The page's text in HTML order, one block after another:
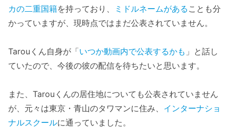
カの二重国籍を持っており、 ミドルネームがある ことも分
かっていますが、現時点ではまだ公表されていません。
Tarouくん自身が「いつか動画内で公表するかも 」と話し
ていたので、今後の彼の配信を待ちたいと思います。
また、Tarouくんの居住地についても公表されていません
が、元々は東京・青山のタワマンに住み、 インターナショ
ナルスクールに通っていました。